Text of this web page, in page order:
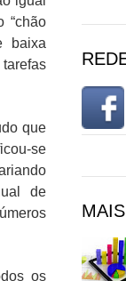
“chão
baixa
que
se
de
os